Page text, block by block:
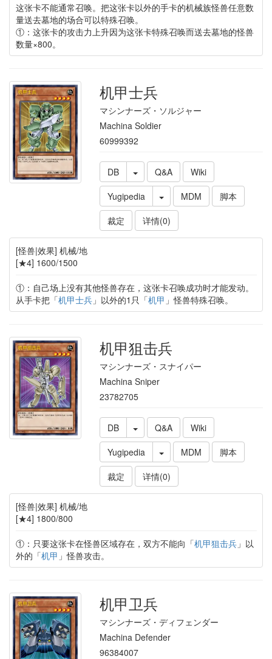
这张卡不能通常召唤。把这张卡以外的手卡的机械族怪兽任意数
量送去墓地的场合可以特殊召唤。
①：这张卡的攻击力上升因为这张卡特殊召唤而送去墓地的怪兽
数量×800。
机甲士兵
マシンナーズ・ソルジャー
Machina Soldier
60999392
DB Q&A
Wiki
Yugipedia
MDM
脚本
裁定
详情(0)
[怪兽|效果] 机械/地
[★4] 1600/1500
①：自己场上没有其他怪兽存在，这张卡召唤成功时才能发动。
从手卡把「机甲士兵」以外的1只「机甲 」怪兽特殊召唤。
机甲狙击兵
マシンナーズ・スナイパー
Machina Sniper
23782705
DB Q&A
Wiki
Yugipedia
MDM
脚本
裁定
详情(0)
[怪兽|效果] 机械/地
[★4] 1800/800
①：只要这张卡在怪兽区域存在，双方不能向「机甲狙击兵」以
外的「机甲 」怪兽攻击。
机甲卫兵
マシンナーズ・ディフェンダー
Machina Defender
96384007